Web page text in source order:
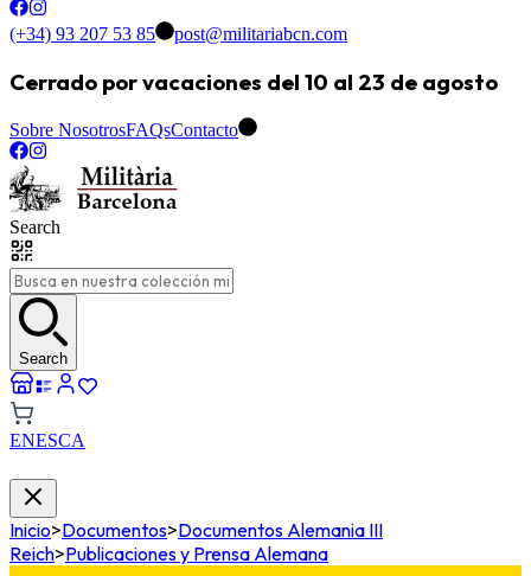
(+34) 93 207 53 85 post@militariabcn.com
Cerrado por vacaciones del 10 al 23 de agosto
Sobre NosotrosFAQsContacto
Search
Search
ENESCA
Inicio>Documentos>Documentos Alemania III
Reich>Publicaciones y Prensa Alemana